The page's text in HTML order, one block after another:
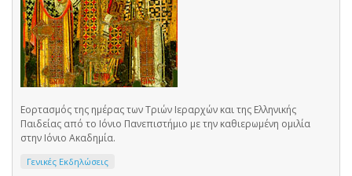
Εορτασμός της ημέρας των Τριών Ιεραρχών και της Ελληνικής
Παιδείας από το Ιόνιο Πανεπιστήμιο με την καθιερωμένη ομιλία
στην Ιόνιο Ακαδημία.
Γενικές Εκδηλώσεις